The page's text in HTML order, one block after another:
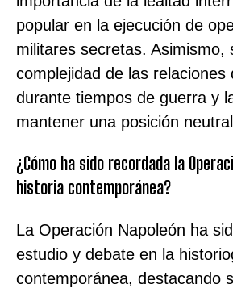
popular en la ejecución de
militares secretas. Asimismo,
complejidad de las relaciones
durante tiempos de guerra y
mantener una posición
¿Cómo ha sido recordada la
historia contemporánea?
La Operación Napoleón ha
estudio y debate en la
contemporánea, destacando